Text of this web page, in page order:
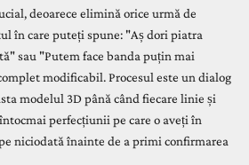
deoarece elimină orice urmă de
în care puteți spune: "Aș dori piatra
sau "Putem face banda puțin mai
modificabil. Procesul este un dialog
modelul 3D până când fiecare linie și
perfecțiunii pe care o aveți în
niciodată înainte de a primi confirmarea